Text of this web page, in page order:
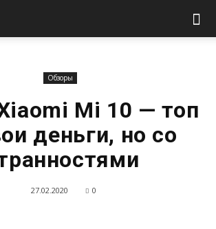
Обзоры
Mi 10 — топ
деньги, но со
27.02.2020 0